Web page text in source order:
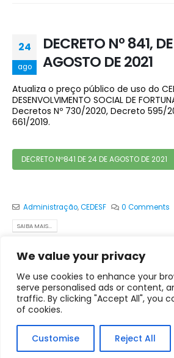
We value your privacy
We use cookies to enhance your
serve personalised ads or content,
traffic. By clicking "Accept All", you
of cookies.
Customise Reject All
24
ago
DECRETO Nº 841,
AGOSTO DE 2021
Atualiza o preço público de uso do
DESENVOLVIMENTO SOCIAL DE
Decretos Nº 730/2020, Decreto 595/
661/2019.
DECRETO Nº841 DE 24 DE AGOSTO DE 2021
Administração,CEDESF 0 Comments
SAIBA MAIS...
Copyright © 2025 - 2028. Prefeitura Municipal de